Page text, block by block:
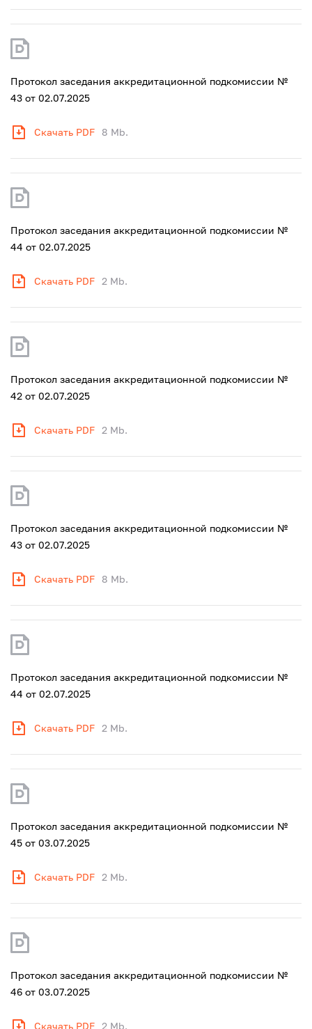
Протокол заседания аккредитационной подкомиссии №
43 от 02.07.2025
Скачать PDF 8 Mb.
Протокол заседания аккредитационной подкомиссии №
44 от 02.07.2025
Скачать PDF 2 Mb.
Протокол заседания аккредитационной подкомиссии №
42 от 02.07.2025
Скачать PDF 2 Mb.
Протокол заседания аккредитационной подкомиссии №
43 от 02.07.2025
Скачать PDF 8 Mb.
Протокол заседания аккредитационной подкомиссии №
44 от 02.07.2025
Скачать PDF 2 Mb.
Протокол заседания аккредитационной подкомиссии №
45 от 03.07.2025
Скачать PDF 2 Mb.
Протокол заседания аккредитационной подкомиссии №
46 от 03.07.2025
Скачать PDF 2 Mb.